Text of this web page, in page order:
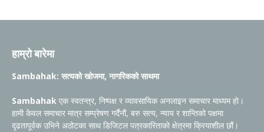
हाम्रो बारेमा
Sambahak: सत्यको खोजमा, नागरिकको साथमा
Sambahak एक स्वतन्त्र, निष्पक्ष र व्यावसायिक अनलाइन समाचार माध्यम हो।
हामी केवल समाचार मात्र सम्प्रेषण गर्दैनौं, बरु सत्य, न्याय र शान्तिको पक्षमा
दृढतापूर्वक उभिने अठोटका साथ डिजिटल पत्रकारिताको क्षेत्रमा क्रियाशील छौं।